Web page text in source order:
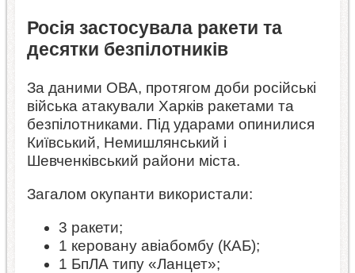
Росія застосувала ракети та
десятки безпілотників
За даними ОВА, протягом доби російські
війська атакували Харків ракетами та
безпілотниками. Під ударами опинилися
Київський, Немишлянський і
Шевченківський райони міста.
Загалом окупанти використали:
3 ракети;
1 керовану авіабомбу (КАБ);
1 БпЛА типу «Ланцет»;